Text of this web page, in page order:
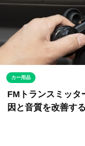
カー用品
FMトランスミッタ
因と音質を改善す